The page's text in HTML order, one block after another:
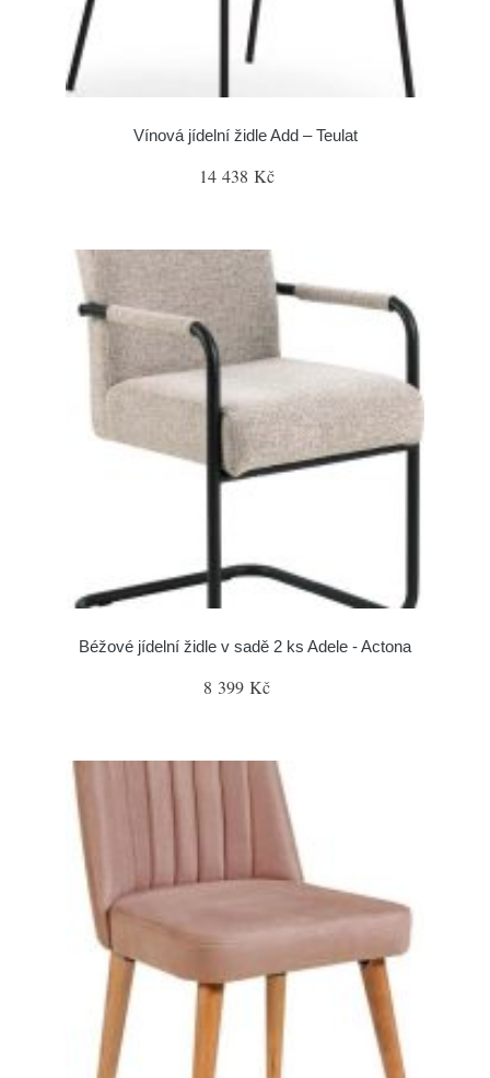
Vínová jídelní židle Add – Teulat
14 438 Kč
Béžové jídelní židle v sadě 2 ks Adele - Actona
8 399 Kč